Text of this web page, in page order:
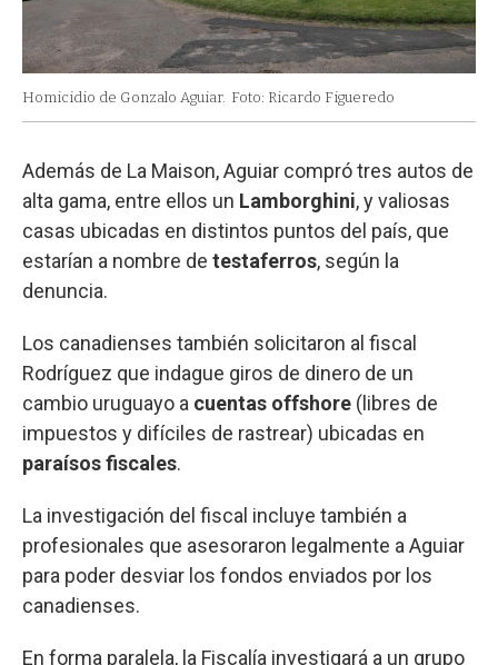
Homicidio de Gonzalo Aguiar. Foto: Ricardo Figueredo
Además de La Maison, Aguiar compró tres autos de
alta gama, entre ellos un Lamborghini, y valiosas
casas ubicadas en distintos puntos del país, que
estarían a nombre de testaferros, según la
denuncia.
Los canadienses también solicitaron al fiscal
Rodríguez que indague giros de dinero de un
cambio uruguayo a cuentas offshore (libres de
impuestos y difíciles de rastrear) ubicadas en
paraísos fiscales.
La investigación del fiscal incluye también a
profesionales que asesoraron legalmente a Aguiar
para poder desviar los fondos enviados por los
canadienses.
En forma paralela, la Fiscalía investigará a un grupo